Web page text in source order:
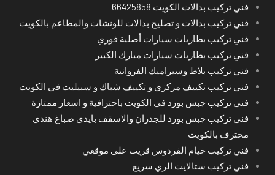
فني تركيب بدالات الكويت 66425858
فني تركيب بدالات و تصليح بدالات للونشات والمطاعم بالكويت
فني تركيب بطاريات سيارات أصلية فوري
فني تركيب بطاريات سيارات مبارك الكبير
فني تركيب بلاط وسيراميك الفروانية
فني تركيب تكييف مركزي و تكييف شباك و سبيليت في الكويت
فني تركيب جبس بورد في الكويت باحترافية و اسعار ممتازة
فني تركيب جبس بورد للجدران والاسقف بايدي صباغ هندي
محترف بالكويت
فني تركيب خيام الفردوس قريب على موقعي
فني تركيب ستالايت الري سريع